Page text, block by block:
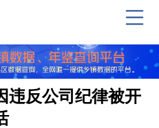
违反公司纪律被开